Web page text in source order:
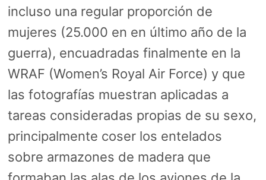
incluso una regular proporción de
mujeres (25.000 en en último año de la
guerra), encuadradas finalmente en la
WRAF (Women’s Royal Air Force) y que
las fotografías muestran aplicadas a
tareas consideradas propias de su sexo,
principalmente coser los entelados
sobre armazones de madera que